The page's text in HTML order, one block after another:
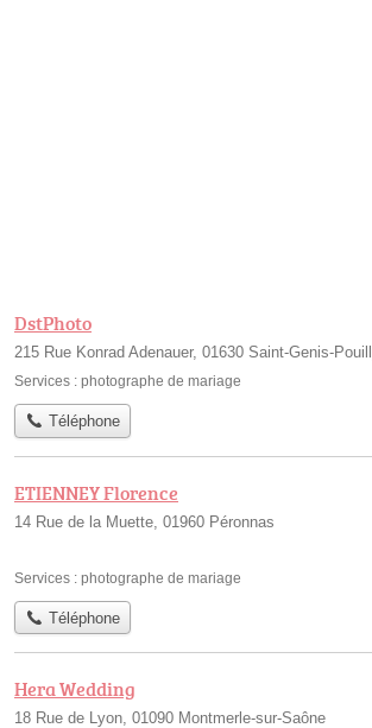
DstPhoto
215 Rue Konrad Adenauer, 01630 Saint-Genis-
Services : photographe de mariage
Téléphone
ETIENNEY Florence
14 Rue de la Muette, 01960 Péronnas
Services : photographe de mariage
Téléphone
Hera Wedding
18 Rue de Lyon, 01090 Montmerle-sur-Saône